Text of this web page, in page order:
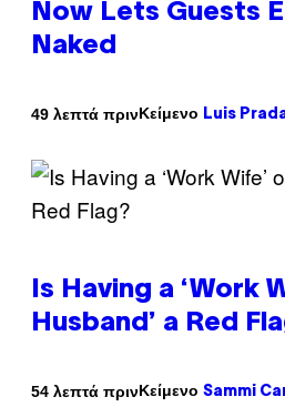
Now Lets Guests
Naked
49 λεπτά πρινΚείμενο Luis
Is Having a ‘Work
Husband’ a Red
54 λεπτά πρινΚείμενο Sammi